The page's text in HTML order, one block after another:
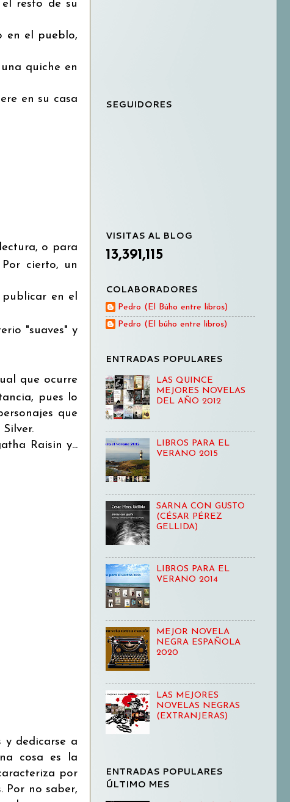
resto de su
en el pueblo,
quiche en
en su casa
o para
cierto, un
en el
"suaves" y
que ocurre
pues lo
que
Raisin y...
y dedicarse a
cosa es la
por
Por no saber,
SEGUIDORES
VISITAS AL BLOG
13,391,115
COLABORADORES
Pedro (El Búho entre libros)
Pedro (El búho entre libros)
ENTRADAS POPULARES
LAS QUINCE
MEJORES NOVELAS
DEL AÑO 2012
LIBROS PARA EL
VERANO 2015
SARNA CON GUSTO
(CÉSAR PÉREZ
GELLIDA)
LIBROS PARA EL
VERANO 2014
MEJOR NOVELA
NEGRA ESPAÑOLA
2020
LAS MEJORES
NOVELAS NEGRAS
(EXTRANJERAS)
ENTRADAS POPULARES
ÚLTIMO MES